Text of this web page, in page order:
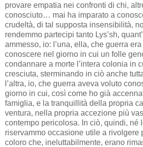
provare empatia nei confronti di chi,
conosciuto… mai ha imparato a
crudeltà, di tal supposta insensibilità,
rendemmo partecipi tanto Lys’sh,
ammesso, io: l’una, ella, che guerra
conoscere nel giorno in cui un folle
condannare a morte l’intera colonia in
cresciuta, sterminando in ciò anche
l’altra, io, che guerra aveva voluto
giorno in cui, così come ho già
famiglia, e la tranquillità della propria
ventura, nella propria accezione più
contempo pericolosa. In ciò, quindi, né
riservammo occasione utile a rivolgere
coloro che, ineluttabilmente, erano